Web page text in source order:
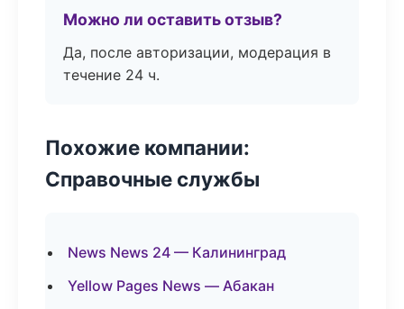
Можно ли оставить отзыв?
Да, после авторизации, модерация в
течение 24 ч.
Похожие компании:
Справочные службы
News News 24 — Калининград
Yellow Pages News — Абакан